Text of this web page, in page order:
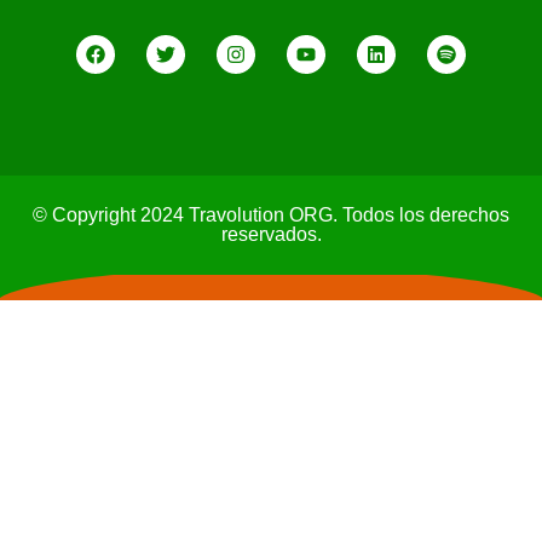
© Copyright 2024 Travolution ORG. Todos los derechos
reservados.